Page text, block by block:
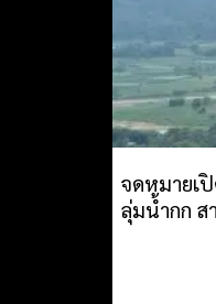
จดหมายเ
ลุ่มน้ำกก ส